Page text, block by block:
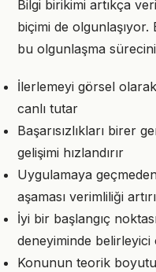
Bilgi birikimi artıkça
biçimi de olgunlaşıyor.
bu olgunlaşma
İlerlemeyi görsel
canlı tutar
Başarısızlıkları birer
gelişimi hızlandırır
Uygulamaya
aşaması verimliliği
İyi bir başlangıç
deneyiminde belirleyici
Konunun teorik